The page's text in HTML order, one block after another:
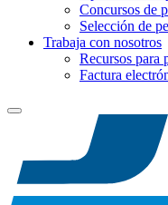
Concursos de
Selección de
Trabaja con nosotros
Recursos para
Factura